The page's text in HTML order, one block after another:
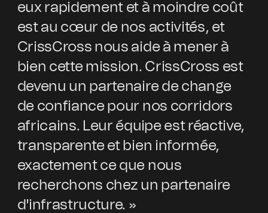
eux rapidement et à moindre coût
est au cœur de nos activités, et
CrissCross nous aide à mener à
bien cette mission. CrissCross est
devenu un partenaire de change
de confiance pour nos corridors
africains. Leur équipe est réactive,
transparente et bien informée,
exactement ce que nous
recherchons chez un partenaire
d'infrastructure. »